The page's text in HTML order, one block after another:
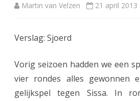
Martin van Velzen 21 april 2013
Verslag: Sjoerd
Vorig seizoen hadden we een
vier rondes alles gewonnen
gelijkspel tegen Sissa. In